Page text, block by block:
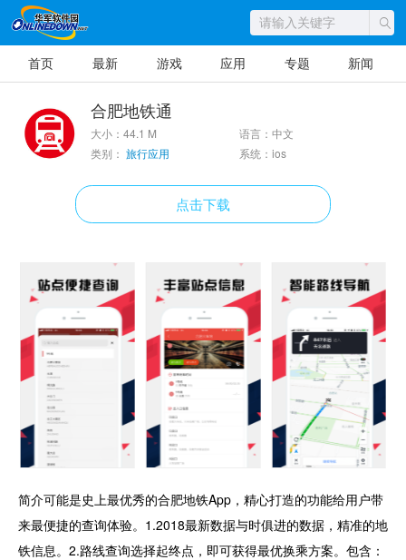
首页 最新 游戏 应用 专题 新闻
合肥地铁通
大小：44.1 M
语言：中文
类别： 旅行应用 系统：ios
点击下载
简介可能是史上最优秀的合肥地铁App，精心打造的功能给用户带
来最便捷的查询体验。1.2018最新数据与时俱进的数据，精准的地
铁信息。2.路线查询选择起终点，即可获得最优换乘方案。包含：